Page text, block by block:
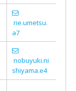
rie.umetsu.
a7
nobuyuki.ni
shiyama.e4